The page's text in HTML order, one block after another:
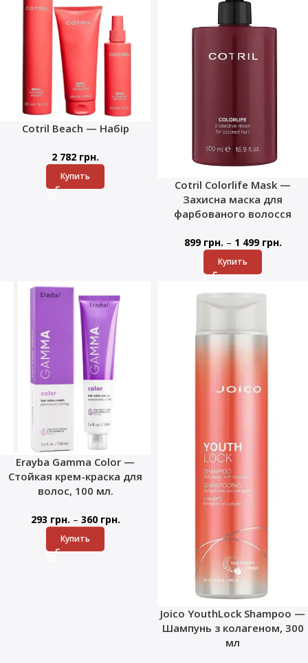
Cotril Beach — Набір
2 782 грн.
Купить
Cotril Colorlife Mask —
Захисна маска для
фарбованого волосся
899 грн. – 1 499 грн.
Купить
Erayba Gamma Color —
Стойкая крем-краска для
волос, 100 мл.
293 грн. – 360 грн.
Купить
Joico YouthLock Shampoo —
Шампунь з колагеном, 300
мл